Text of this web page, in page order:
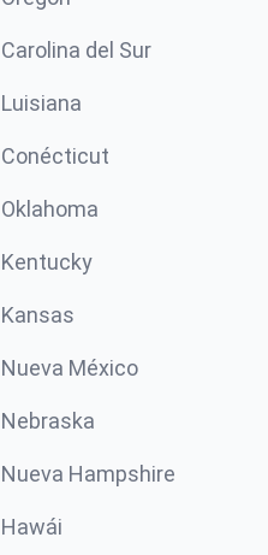
Carolina del Sur
Luisiana
Conécticut
Oklahoma
Kentucky
Kansas
Nueva México
Nebraska
Nueva Hampshire
Hawái